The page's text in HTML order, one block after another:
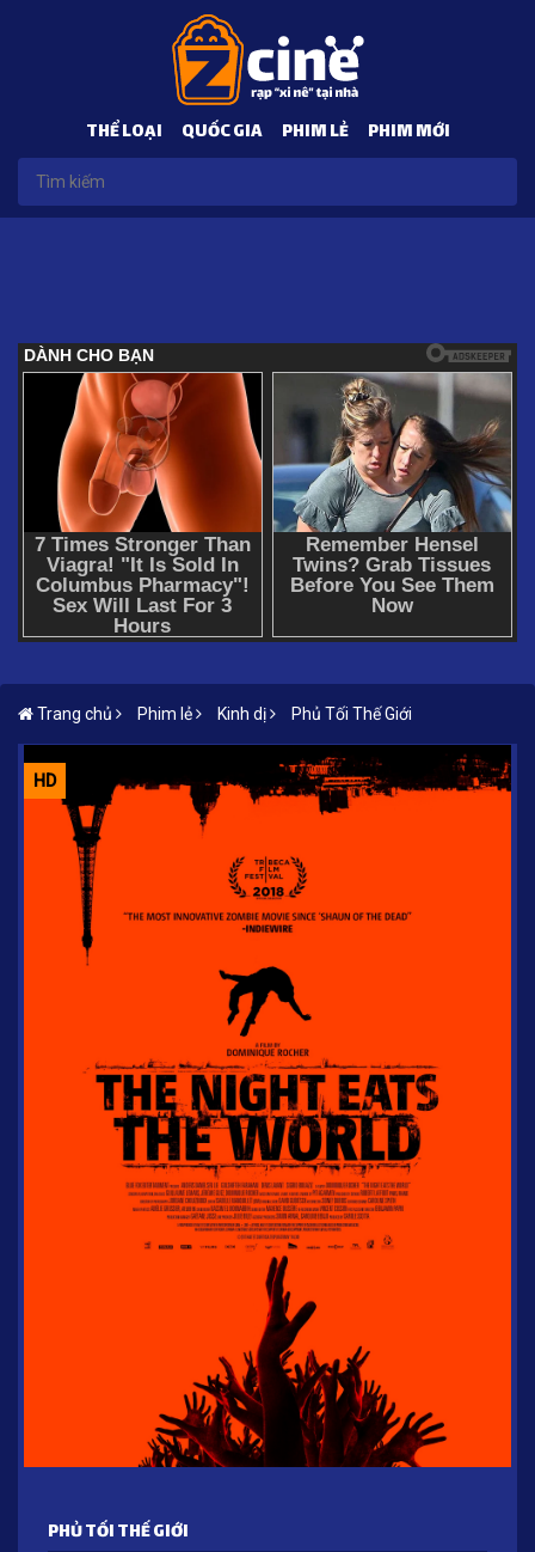
THỂ LOẠI QUỐC GIA PHIM LẺ PHIM MỚI
Trang chủ Phim lẻ Kinh dị Phủ Tối Thế Giới
HD
PHỦ TỐI THẾ GIỚI